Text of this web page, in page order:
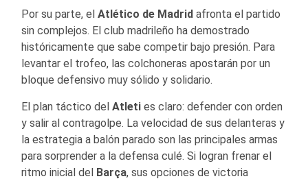
Por su parte, el Atlético de Madrid afronta el partido
sin complejos. El club madrileño ha demostrado
históricamente que sabe competir bajo presión. Para
levantar el trofeo, las colchoneras apostarán por un
bloque defensivo muy sólido y solidario.
El plan táctico del Atleti es claro: defender con orden
y salir al contragolpe. La velocidad de sus delanteras y
la estrategia a balón parado son las principales armas
para sorprender a la defensa culé. Si logran frenar el
ritmo inicial del Barça, sus opciones de victoria